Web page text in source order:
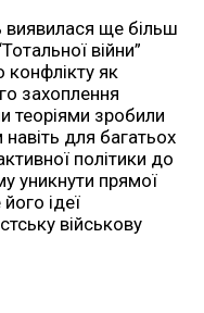
виявилася ще більш
війни”
конфлікту як
захоплення
теоріями зробили
для багатьох
політики до
уникнути прямої
його ідеї
військову